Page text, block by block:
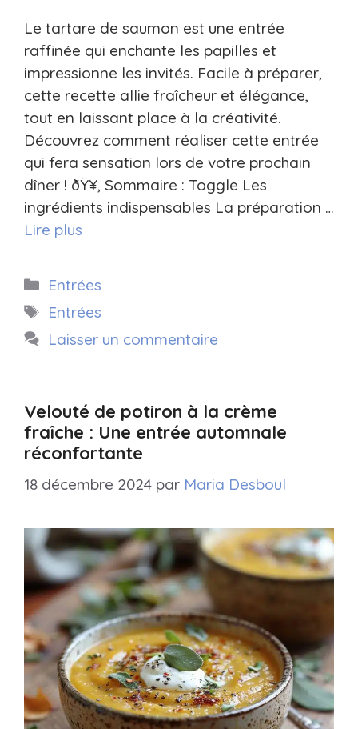
Le tartare de saumon est une entrée
raffinée qui enchante les papilles et
impressionne les invités. Facile à préparer,
cette recette allie fraîcheur et élégance,
tout en laissant place à la créativité.
Découvrez comment réaliser cette entrée
qui fera sensation lors de votre prochain
dîner ! ðŸ¥‚ Sommaire : Toggle Les
ingrédients indispensables La préparation …
Lire plus
Catégories
Entrées
Étiquettes
Entrées
Laisser un commentaire
Velouté de potiron à la crème
fraîche : Une entrée automnale
réconfortante
18 décembre 2024 par Maria Desboul